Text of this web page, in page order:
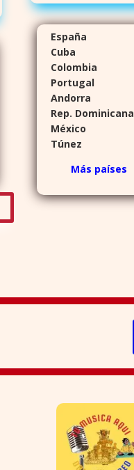
España
Cuba
Colombia
Portugal
Andorra
Rep. Dominicana
México
Túnez
Más países